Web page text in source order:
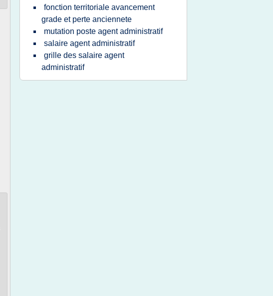
fonction territoriale avancement
grade et perte anciennete
mutation poste agent administratif
salaire agent administratif
grille des salaire agent
administratif